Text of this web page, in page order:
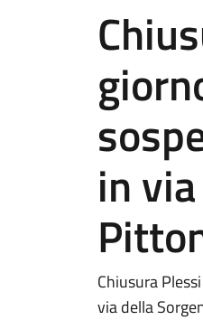
in
Chiusura
via della